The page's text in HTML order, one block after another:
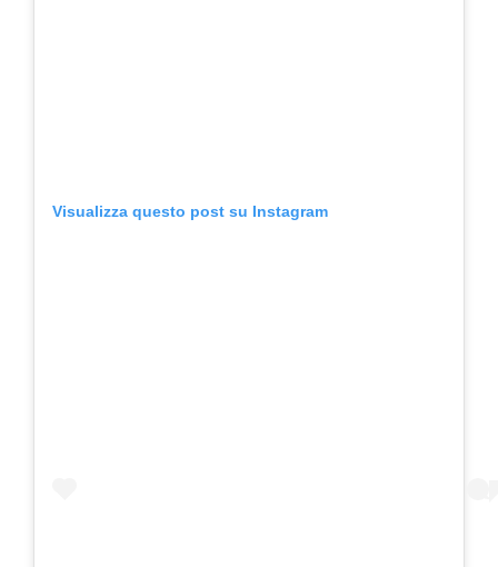
Visualizza questo post su Instagram